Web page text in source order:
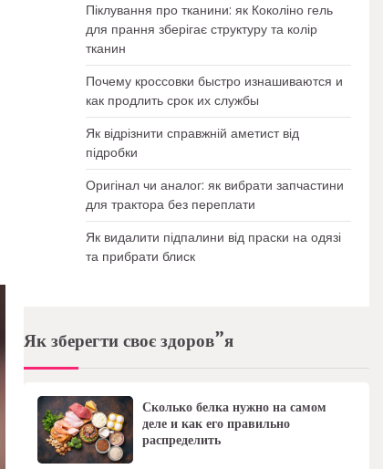
Піклування про тканини: як Коколіно гель
для прання зберігає структуру та колір
тканин
Почему кроссовки быстро изнашиваются и
как продлить срок их службы
Як відрізнити справжній аметист від
підробки
Оригінал чи аналог: як вибрати запчастини
для трактора без переплати
Як видалити підпалини від праски на одязі
та прибрати блиск
Як зберегти своє здоров”я
Сколько белка нужно на самом
деле и как его правильно
распределить